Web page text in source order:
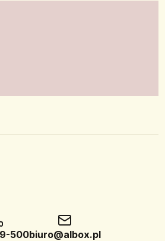
500biuro@albox.pl